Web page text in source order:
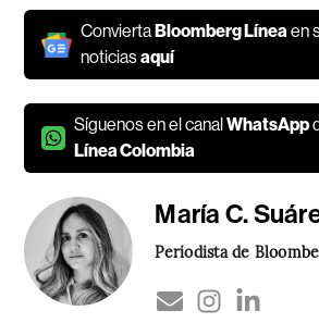
Convierta Bloomberg Líneaen
noticiasaquí
Síguenos en el canalWhatsApp
Línea Colombia
María C.
Periodista de